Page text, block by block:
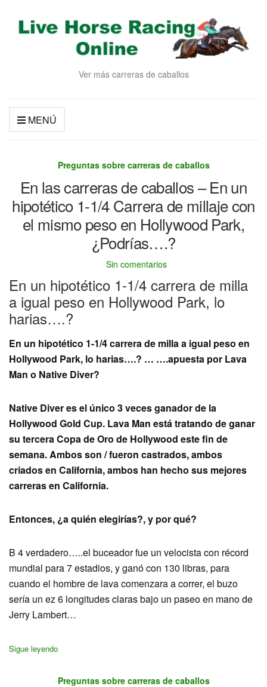
Ver más carreras de caballos
MENÚ
Preguntas sobre carreras de caballos
En las carreras de caballos – En un
hipotético 1-1/4 Carrera de millaje con
el mismo peso en Hollywood Park,
¿Podrías….?
Sin comentarios
En un hipotético 1-1/4 carrera de milla
a igual peso en Hollywood Park, lo
harias….?
En un hipotético 1-1/4 carrera de milla a igual peso en
Hollywood Park, lo harias….? … ….apuesta por Lava
Man o Native Diver?
Native Diver es el único 3 veces ganador de la
Hollywood Gold Cup. Lava Man está tratando de ganar
su tercera Copa de Oro de Hollywood este fin de
semana. Ambos son / fueron castrados, ambos
criados en California, ambos han hecho sus mejores
carreras en California.
Entonces, ¿a quién elegirías?, y por qué?
B 4 verdadero…..el buceador fue un velocista con récord
mundial para 7 estadios, y ganó con 130 libras, para
cuando el hombre de lava comenzara a correr, el buzo
sería un ez 6 longitudes claras bajo un paseo en mano de
Jerry Lambert…
Sigue leyendo
Preguntas sobre carreras de caballos